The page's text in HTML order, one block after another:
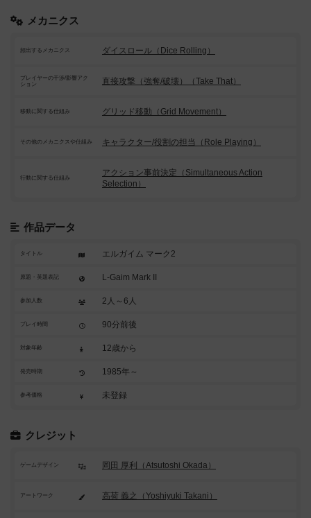
メカニクス
頻出するメカニクス ダイスロール（Dice Rolling）
プレイヤーの干渉/影響アク
ション
直接攻撃（強奪/破壊）（Take That）
移動に関する仕組み グリッド移動（Grid Movement）
その他のメカニクスや仕組み キャラクター/役割の担当（Role Playing）
行動に関する仕組み
アクション事前決定（Simultaneous Action
Selection）
作品データ
タイトル エルガイム マーク2
原題・英題表記 L-Gaim Mark II
参加人数 2人～6人
プレイ時間 90分前後
対象年齢 12歳から
発売時期 1985年～
参考価格 未登録
クレジット
ゲームデザイン 岡田 厚利（Atsutoshi Okada）
アートワーク 高荷 義之（Yoshiyuki Takani）